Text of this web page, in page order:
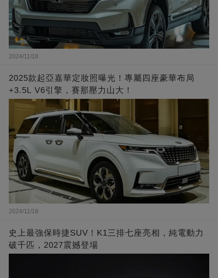
2024/11/18
2025款起亞嘉華定妝照曝光！專屬四座豪華布局
+3.5L V6引擎，賽那壓力山大！
2024/11/18
史上最強保時捷SUV！K1三排七座亮相，純電動力
破千匹，2027震撼登場